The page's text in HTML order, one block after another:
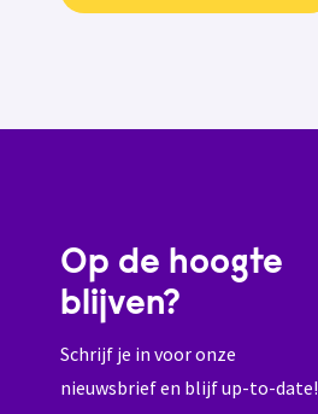
Op de hoogte
blijven?
Schrijf je in voor onze
nieuwsbrief en blijf up-to-date!